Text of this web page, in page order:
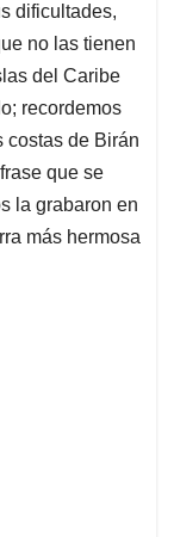
dificultades,
no las tienen
del Caribe
recordemos
costas de Birán
que se
la grabaron en
más hermosa